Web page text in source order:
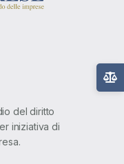
del diritto
iniziativa di